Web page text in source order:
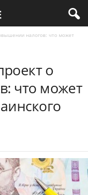
налогов: что может
о
что может